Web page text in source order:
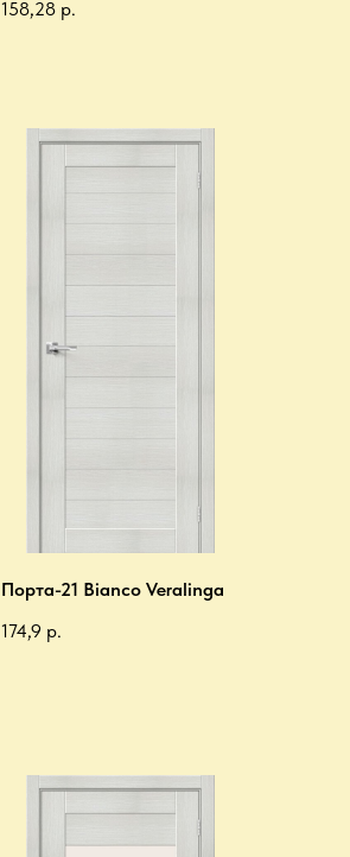
158,28 р.
Порта-21 Bianco Veralinga
174,9 р.